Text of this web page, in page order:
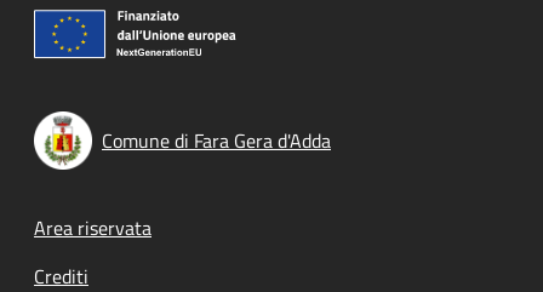
Comune di Fara Gera d'Adda
Footer menu
Area riservata
Crediti